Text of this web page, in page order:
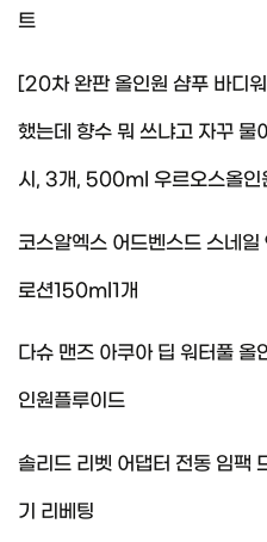
트
[20차 완판 올인원 샴푸 바디
했는데 향수 뭐 쓰냐고 자꾸 물
시, 3개, 500ml 우르오스올인
코스알엑스 어드벤스드 스네
로션150ml1개
다슈 맨즈 아쿠아 딥 워터풀
인원플루이드
솔리드 리벳 어댑터 전동 임팩
기 리베팅